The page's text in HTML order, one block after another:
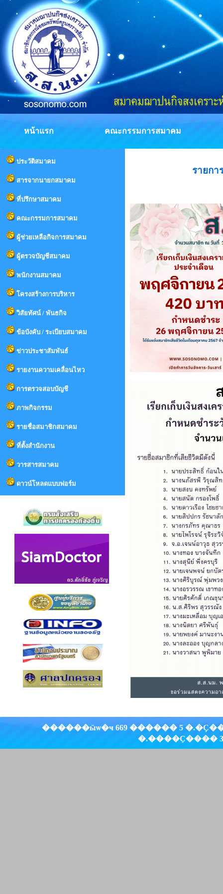
หน้าแรก คณะกรรมการสมาคม
ประวัติสมาคม
สารจากนายกสมาคม
ที่ปรึกษาสมาคม
คณะกรรมการสมาคม
ผู้ช่วยเหลือกิจการสมาคม
ผู้ตรวจบัญชีสมาคม
พนักงานสมาคม
โครงสร้างการบริหาร
วิสัยทัศน์ / พันธกิจ
ข้อบังคับ / ระเบียบสมาคม
ข่าวประชาสัมพันธ์
รายงานความเคลื่อนไหว
การตรวจสอบบัญชี
ภาพกิจกรรม
รายชื่อสมาชิกสมาคม
ที่ตั้งสำนักงาน
วารสารสมาคม
ดาวน์โหลดแบบฟอร์ม
รายกา
������ӹѡ�ҹ 669 ������ 5
�.����Ҫ���� 30000